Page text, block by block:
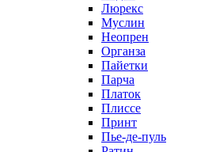
Люрекс
Муслин
Неопрен
Органза
Пайетки
Парча
Платок
Плиссе
Принт
Пье-де-пуль